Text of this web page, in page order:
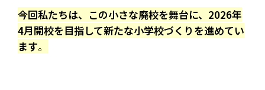
今回私たちは、この小さな廃校を舞台に、2026年
4月開校を目指して新たな小学校づくりを進めてい
ます。